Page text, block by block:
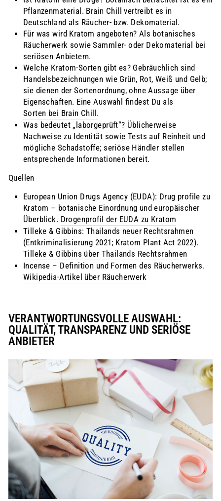
Pflanzenmaterial. Brain Chill vertreibt es in
Deutschland als Räucher- bzw. Dekomaterial.
Für was wird Kratom angeboten? Als botanisches
Räucherwerk sowie Sammler- oder Dekomaterial bei
seriösen Anbietern.
Welche Kratom-Sorten gibt es? Gebräuchlich sind
Handelsbezeichnungen wie Grün, Rot, Weiß und Gelb;
sie dienen der Sortenordnung, ohne Aussage über
Eigenschaften. Eine Auswahl findest Du als
Sorten bei Brain Chill .
Was bedeutet „laborgeprüft“? Üblicherweise
Nachweise zu Identität sowie Tests auf Reinheit und
mögliche Schadstoffe; seriöse Händler stellen
entsprechende Informationen bereit.
Quellen
European Union Drugs Agency (EUDA): Drug profile zu
Kratom – botanische Einordnung und europäischer
Überblick. Drogenprofil der EUDA zu Kratom
Tilleke & Gibbins: Thailands neuer Rechtsrahmen
(Entkriminalisierung 2021; Kratom Plant Act 2022).
Tilleke & Gibbins über Thailands Rechtsrahmen
Incense – Definition und Formen des Räucherwerks.
Wikipedia-Artikel über Räucherwerk
VERANTWORTUNGSVOLLE AUSWAHL:
QUALITÄT, TRANSPARENZ UND SERIÖSE
ANBIETER